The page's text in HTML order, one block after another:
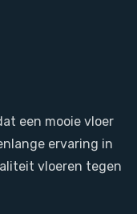
een mooie vloer
ervaring in
vloeren tegen